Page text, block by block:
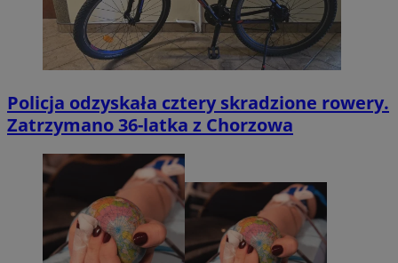
Policja odzyskała cztery skradzione rowery.
Zatrzymano 36-latka z Chorzowa